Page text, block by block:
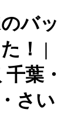
バッ
！ |
葉・
さい